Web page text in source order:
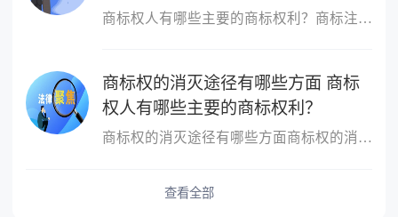
商标权人有哪些主要的商标权利？商标注册人的权利主要是指对注册商...
商标权的消灭途径有哪些方面 商标
权人有哪些主要的商标权利？
商标权的消灭途径有哪些方面商标权的消灭或丧失是商标权依据一定的...
查看全部